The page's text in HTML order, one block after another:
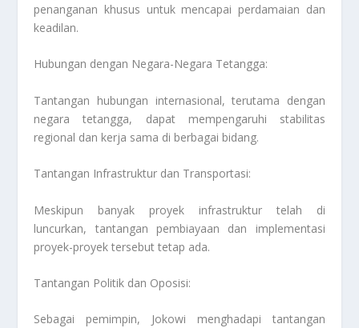
penanganan khusus untuk mencapai perdamaian dan
keadilan.
Hubungan dengan Negara-Negara Tetangga:
Tantangan hubungan internasional, terutama dengan
negara tetangga, dapat mempengaruhi stabilitas
regional dan kerja sama di berbagai bidang.
Tantangan Infrastruktur dan Transportasi:
Meskipun banyak proyek infrastruktur telah di
luncurkan, tantangan pembiayaan dan implementasi
proyek-proyek tersebut tetap ada.
Tantangan Politik dan Oposisi:
Sebagai pemimpin, Jokowi menghadapi tantangan